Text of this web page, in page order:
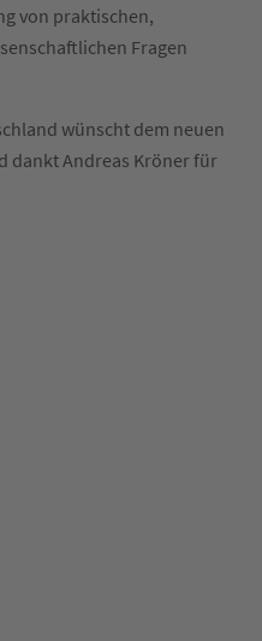
von praktischen,
Fragen
wünscht dem neuen
dankt Andreas Kröner für